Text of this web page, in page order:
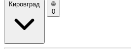
Кировград
0